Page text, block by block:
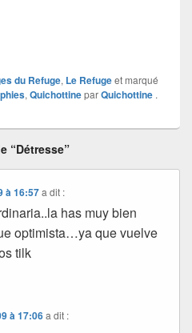
du Refuge, Le Refugeet marqué
, QuichottineparQuichottine .
“Détresse”
à 16:57 a dit :
has muy bien
optimista…ya que vuelve
tilk
à 17:06a dit :